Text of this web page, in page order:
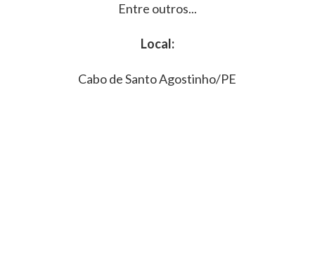
Entre outros...
Local:
Cabo de Santo Agostinho/PE